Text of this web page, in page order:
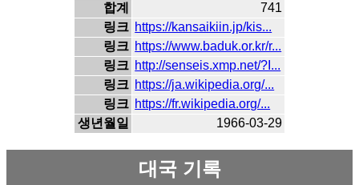
합계
741
링크 https://kansaikiin.jp/kis...
링크 https://www.baduk.or.kr/r...
링크 http://senseis.xmp.net/?I...
링크 https://ja.wikipedia.org/...
링크 https://fr.wikipedia.org/...
생년월일
1966-03-29
대국 기록